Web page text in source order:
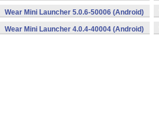
Wear Mini Launcher 5.0.6-50006 (Android)
Wear Mini Launcher 4.0.4-40004 (Android)